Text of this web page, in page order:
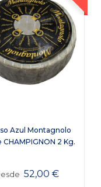
Azul Montagnolo
CHAMPIGNON 2 Kg.
52,00€